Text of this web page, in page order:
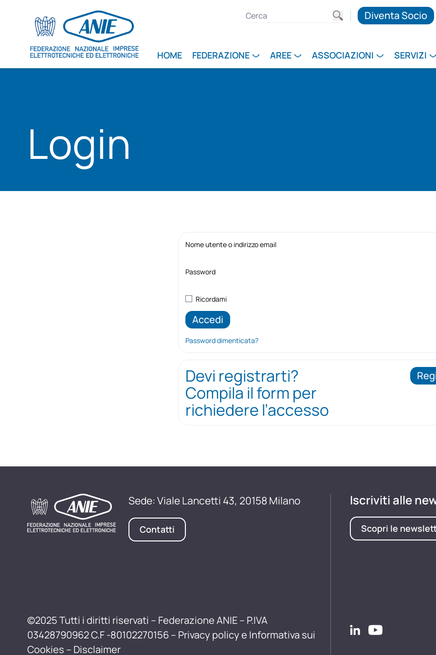
Diventa Socio
HOME FEDERAZIONE AREE ASSOCIAZIONI SERVIZI
Login
Nome utente o indirizzo email
Password
Ricordami
Password dimenticata?
Devi registrarti?
Compila il form per
richiedere l’accesso
Sede: Viale Lancetti 43, 20158 Milano
Contatti
©2025 Tutti i diritti riservati – Federazione ANIE – P.IVA
03428790962 C.F -80102270156 – Privacy policy e Informativa sui
Cookies – Disclaimer
Iscriviti alle
Scopri le